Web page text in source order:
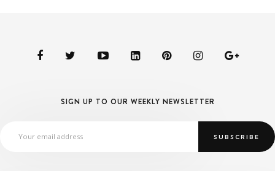
SIGN UP TO OUR WEEKLY NEWSLETTER